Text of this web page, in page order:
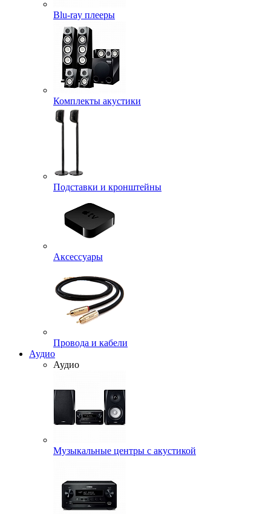
Blu-ray плееры
Комплекты акустики
Подставки и кронштейны
Аксессуары
Провода и кабели
Аудио
Аудио
Музыкальные центры с акустикой